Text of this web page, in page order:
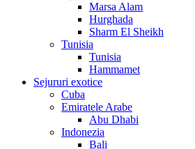
Marsa Alam
Hurghada
Sharm El Sheikh
Tunisia
Tunisia
Hammamet
Sejururi exotice
Cuba
Emiratele Arabe
Abu Dhabi
Indonezia
Bali